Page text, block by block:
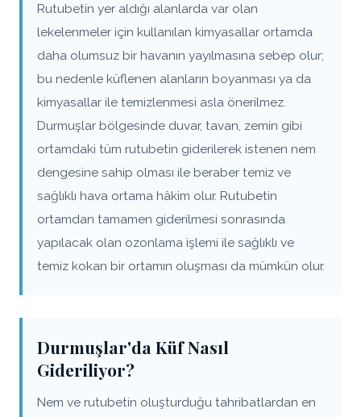
Rutubetin yer aldığı alanlarda var olan
lekelenmeler için kullanılan kimyasallar ortamda
daha olumsuz bir havanın yayılmasına sebep olur;
bu nedenle küflenen alanların boyanması ya da
kimyasallar ile temizlenmesi asla önerilmez.
Durmuşlar bölgesinde duvar, tavan, zemin gibi
ortamdaki tüm rutubetin giderilerek istenen nem
dengesine sahip olması ile beraber temiz ve
sağlıklı hava ortama hâkim olur. Rutubetin
ortamdan tamamen giderilmesi sonrasında
yapılacak olan ozonlama işlemi ile sağlıklı ve
temiz kokan bir ortamın oluşması da mümkün olur.
Durmuşlar'da Küf Nasıl
Gideriliyor?
Nem ve rutubetin oluşturduğu tahribatlardan en